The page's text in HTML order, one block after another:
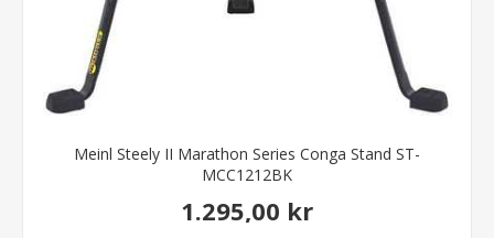
Meinl Steely II Marathon Series Conga Stand ST-
MCC1212BK
1.295,00 kr